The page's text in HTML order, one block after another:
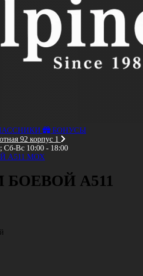
БОНУСЫ
92 корпус 1
Сб-Вс 10:00 - 18:00
А511